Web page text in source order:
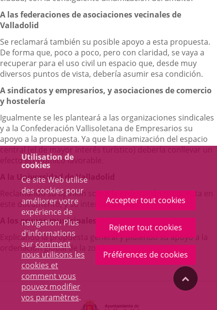
Utilisation de
cookies
Ce site Web utilise
des cookies pour
améliorer votre
expérience de
navigation. Plus
d'informations
sur comment
nous utilisons les
cookies et
comment vous
pouvez modifier
vos paramètres.
Accepter tout cookies
Rejeter tout cookies
Préférences de cookies
A las federaciones de asociaciones vecinales de
Valladolid
Se reclamará también su posible apoyo a esta propuesta.
De forma que, poco a poco, pero con claridad, se vaya a
recuperar para el uso civil un espacio que, desde muy
diversos puntos de vista, debería asumir esa condición.
A sindicatos y empresarios, y asociaciones de comercio
y hostelería
Igualmente se les planteará a las organizaciones sindicales
y a la Confederación Vallisoletana de Empresarios su
apoyo a la propuesta. Ya que la dinamización del espacio
efecto económico favorable.
A la Universidad de Valladolid
Reclamando su opinión sobre la ordenación propuesta en
este documento; y su interés cultural.
A los grupos municipales
Explicando la propuesta general y pidiendo su apoyo a la
ordenación global de la zona.
"Volver